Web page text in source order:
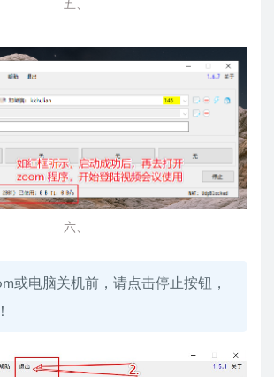
五、
六、
或电脑关机前，请点击停止按钮，